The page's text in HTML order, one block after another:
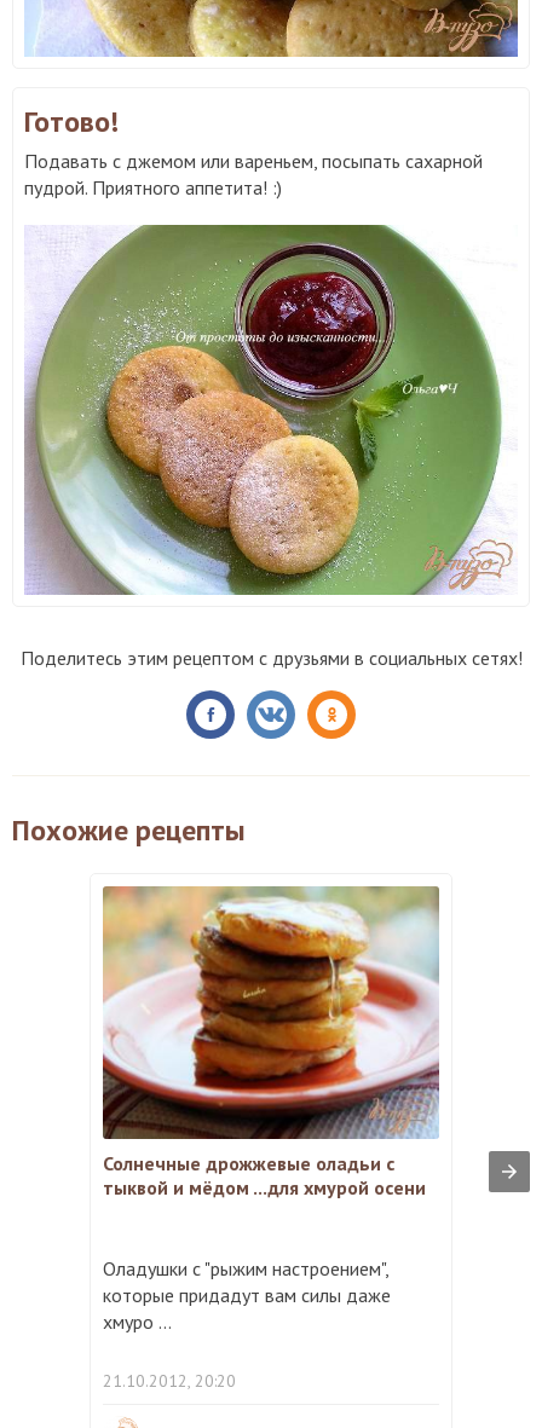
Готово!
Подавать с джемом или вареньем, посыпать сахарной
пудрой. Приятного аппетита! :)
Поделитесь этим рецептом с друзьями в социальных сетях!
Похожие рецепты
Солнечные дрожжевые оладьи с
тыквой и мёдом ...для хмурой осени
Оладушки с "рыжим настроением",
которые придадут вам силы даже
хмуро ...
21.10.2012, 20:20